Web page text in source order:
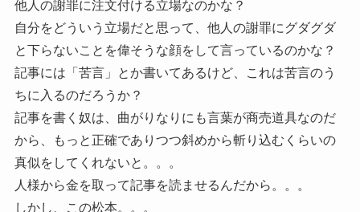
他人の謝罪に注文付ける立場なのかな？
自分をどういう立場だと思って、他人の謝罪にグダグダ
と下らないことを偉そうな顔をして言っているのかな？
記事には「苦言」とか書いてあるけど、これは苦言のう
ちに入るのだろうか？
記事を書く奴は、曲がりなりにも言葉が商売道具なのだ
から、もっと正確でありつつ斜めから斬り込むくらいの
真似をしてくれないと。。。
人様から金を取って記事を読ませるんだから。。。
しかし、この松本。。。